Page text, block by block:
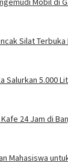
Silat
Salurkan 5.000
24 Jam di
Mahasiswa